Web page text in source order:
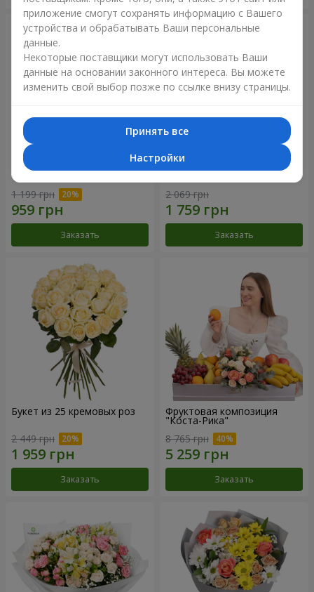
Букет "Времена года"
1 199 грн
Заказать
Букет из 21 кремовой розы
2 069 грн
Заказать
Букет из 25 кремовых роз
2 449 грн
Заказать
Фруктовая композиция
"Коста-Рика"
8 765 грн
Заказать
приложение смогут сохранять информацию с Вашего
устройства и обрабатывать Ваши персональные
данные.
Некоторые поставщики могут использовать Ваши
данные на основании законного интереса. Вы можете
изменить свой выбор позже по ссылке внизу страницы.
Принять все
Настройки